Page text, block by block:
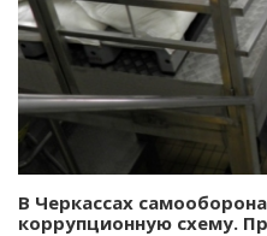
В Черкассах
коррупционную схему.